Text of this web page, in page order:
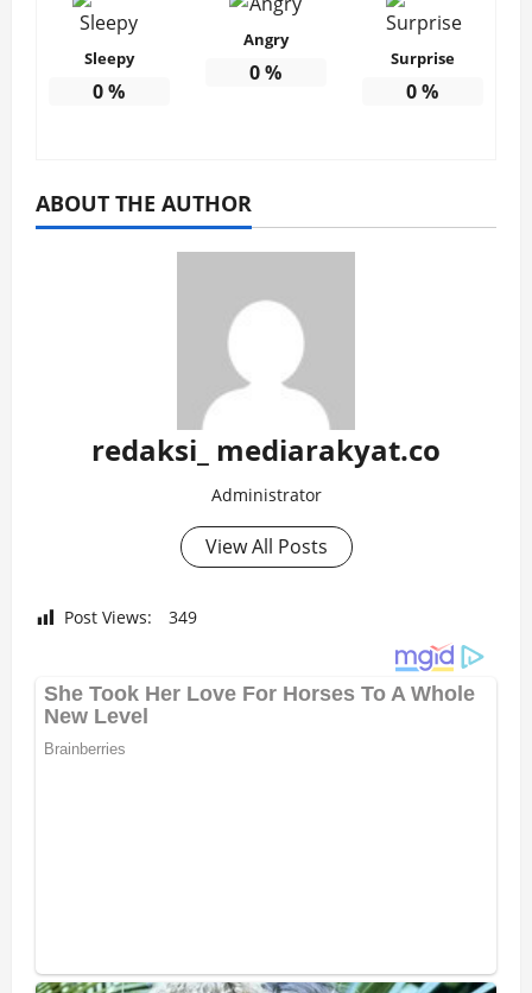
Sleepy
0%
Angry
0%
Surprise
0%
ABOUT THE AUTHOR
redaksi_ mediarakyat.co
Administrator
View All Posts
Post Views: 349